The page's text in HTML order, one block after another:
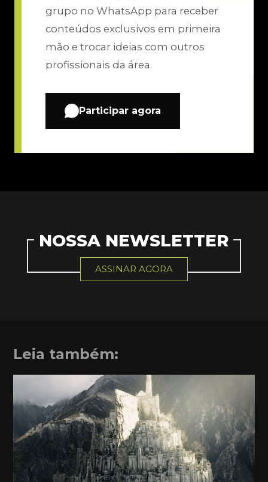
grupo no WhatsApp para receber
conteúdos exclusivos em primeira
mão e trocar ideias com outros
profissionais da área.
Participar agora
NOSSA NEWSLETTER
ASSINAR AGORA
Leia também: